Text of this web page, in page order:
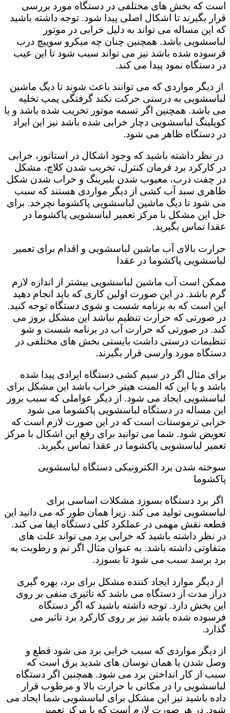
است که بخش های مختلفی در دستگاه مورد بررسی
قرار بگیرند تا اشکال اصلی پیدا شود. توجه داشته باشید
که این مساله می تواند به دلیل خرابی در موتور
لباسشویی باشد. همچنین چنان چه میکرو سوییچ درب
قرسوده شده باشد نیز می تواند سبب شود تا این عیب
در دستگاه نمود پیدا می کند.
از دیگر مواردی که می توانند باعث شوند تا دیگ ماشین
لباسشویی به درستی حرکت نکند گرفتگی پمپ تخلیه
می باشد. همچنین اگر تسمه موتور تخریب شده باشد و یا
کوپلینگ لباسشویی دچار خرابی شده باشد نیز این ایراد
در دستگاه ظاهر می شود.
در نظر داشته باشید که وجود اشکال در استاتور، خرابی
در کارکرد برد فرمان کنترل، تخریب شدن کلاچ، مشکل
در چفت درب، معیوب شدن بلبرینگ و خراب شدن شکل
ظاهری سبد آب کشی از دیگر مواردی هستند که سبب
می شود تا دیگ ماشین لباسشویی پاکشوما نچرخد. برای
حل این مشکل با مرکز تعمیر لباسشویی پاکشوما در
عقدا تماس بگیرید.
حرارت بالای آب ماشین لباسشویی و اقدام برای تعمیر
لباسشویی پاکشوما در عقدا
ممکن است آب ماشین لباسشویی بیشتر از اندازه لازم
گرم باشد. در این صورت اولین کاری که باید انجام دهید
این است که به برنامه شست و شوی دستگاه توجه کنید.
در صورتی که حرارت تنظیم نباشد این مشکل بروز می
کند. در صورتی که حرارت آب در برنامه شست و شو
تنظیمات درستی داشت بایستی بخش های مختلفی در
دستگاه مورد وارسی قرار بگیرند.
برای مثال اگر در سیم کشی دستگاه ایرادی پیدا شده
باشد و یا این که المنت هیتر خراب باشد این مشکل برای
لباسشویی ایجاد می شود. از دیگر عواملی که سبب بروز
این مساله در دستگاه لباسشویی پاکشوما می شود
خرابی ترموستات است که در این صورت لازم است که
تعویض شود. شما می توانید برای رفع این اشکال با مرکز
تعمیر لباسشویی پاکشوما در عقدا تماس بگیرید.
سوخته شدن برد الکترونیکی دستگاه لباسشویی
پاکشوما
اگر برد دستگاه بسوزد مشکلات اساسی برای
لباسشویی تولید می کند. زیرا همان طور که می دانید این
قطعه نقش مهمی در عملکرد کلی دستگاه ایفا می کند.
در نظر داشته باشید که خرابی برد می تواند علت های
متفاوتی داشته باشد. به عنوان مثال اگر نم و رطوبت به
برد برسد سبب می شود تا بسوزد.
از دیگر موارد ایجاد کننده مشکل برای برد، بهره گیری
دراز مدت از دستگاه می باشد که تاثیری منفی بر روی
این بخش دارد. توجه داشته باشید که اگر دستگاه
فرسوده شده باشد نیز بر روی کارکرد برد تاثیر می
گذارد.
از دیگر مواردی که سبب خرابی برد می شود قطع و
وصل شدن یا همان نوسان های شدید برق است که
سبب از کار انداختن برد می شود. همچنین اگر دستگاه
لباسشویی را در مکانی با حرارت بالا و مرطوب قرار
داده باشید نیز این مشکل برای لباسشویی شما ایجاد می
شود. در هر صورت لازم است که با مرکز تعمیر